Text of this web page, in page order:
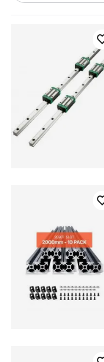
guida su sfere
guida a ricircolo di
guida di foratura
volante
guida per